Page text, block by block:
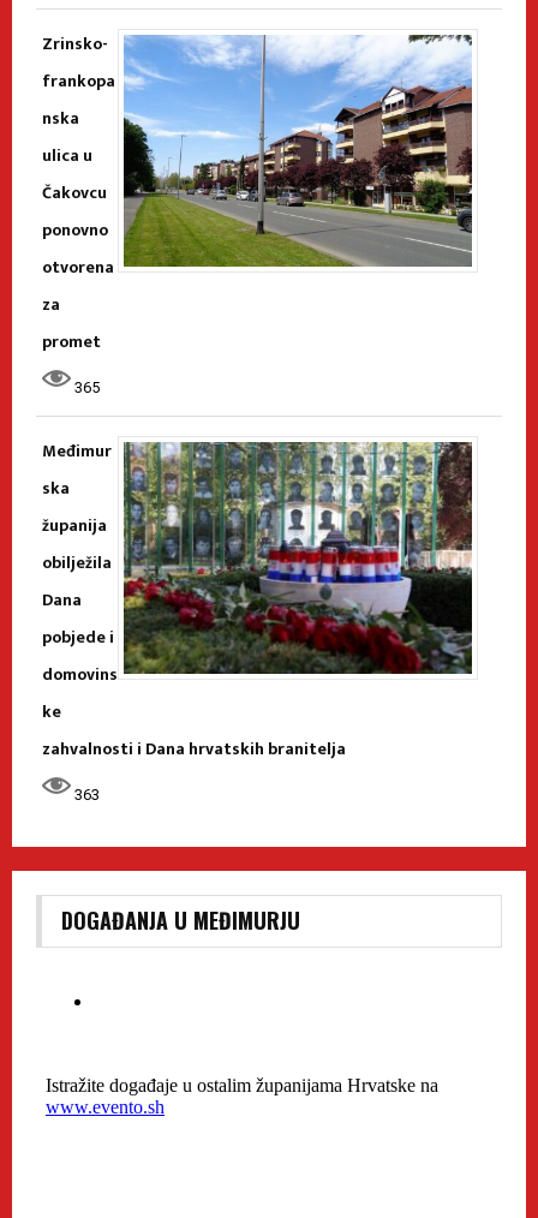
Zrinsko-
frankopa
nska
ulica u
Čakovcu
ponovno
otvorena
za
promet
365
Međimur
ska
županija
obilježila
Dana
pobjede i
domovins
ke
zahvalnosti i Dana hrvatskih branitelja
363
DOGAĐANJA U MEĐIMURJU